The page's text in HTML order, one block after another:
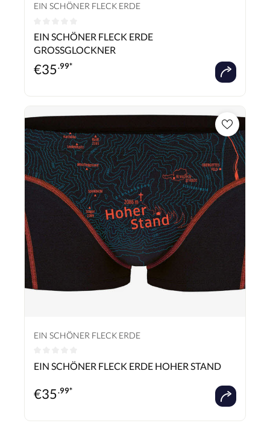
EIN SCHÖNER FLECK ERDE
Durchschnittliche Bewertung von 0 von 5 Sternen
EIN SCHÖNER FLECK ERDE
GROSSGLOCKNER
€35.99*
EIN SCHÖNER FLECK ERDE
Durchschnittliche Bewertung von 0 von 5 Sternen
EIN SCHÖNER FLECK ERDE HOHER STAND
€35.99*